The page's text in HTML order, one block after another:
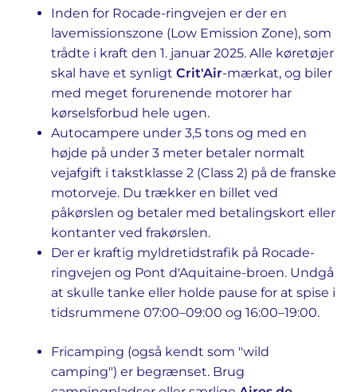
Inden for Rocade-ringvejen er der en
lavemissionszone (Low Emission Zone), som
trådte i kraft den 1. januar 2025. Alle køretøjer
skal have et synligt Crit'Air-mærkat, og biler
med meget forurenende motorer har
kørselsforbud hele ugen.
Autocampere under 3,5 tons og med en
højde på under 3 meter betaler normalt
vejafgift i takstklasse 2 (Class 2) på de franske
motorveje. Du trækker en billet ved
påkørslen og betaler med betalingskort eller
kontanter ved frakørslen.
Der er kraftig myldretidstrafik på Rocade-
ringvejen og Pont d'Aquitaine-broen. Undgå
at skulle tanke eller holde pause for at spise i
tidsrummene 07:00–09:00 og 16:00–19:00.
Fricamping (også kendt som "wild
camping") er begrænset. Brug